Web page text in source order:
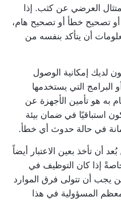
العرضي عن كثب. إذا
أو تصحيح خطأ أو تصحيح هام،
أن يتأكد بنفسه من
لديك إمكانية الوصول
البرامج التي يستخدمها
به هو تأمين الأجهزة عن
استباقيًا في ضمان بيئة
في حالة حدوث أي خطأ.
تأخذ بعين الاعتبار أيضاً
إذا كان التوظيف في
يجب أن تتولى فرق الموارد
معظم المسؤولية في هذا